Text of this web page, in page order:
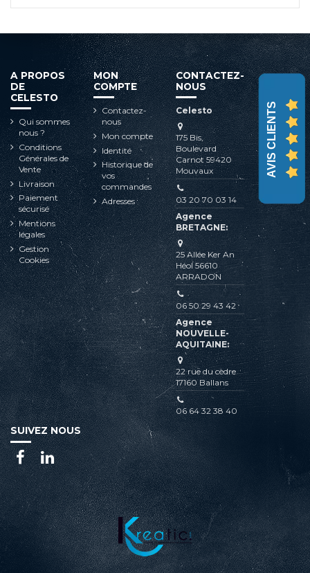
A PROPOS
DE
CELESTO
Qui sommes
nous ?
Conditions
Générales de
Vente
Livraison
Paiement
sécurisé
Mentions
légales
Gestion
Cookies
MON
COMPTE
Contactez-
nous
Mon compte
Identité
Historique de
vos
commandes
Adresses
CONTACTEZ-
NOUS
Celesto
175 Bis,
Boulevard
Carnot 59420
Mouvaux
03 20 70 03 14
Agence
BRETAGNE:
25 Allée Ker An
Héol 56610
ARRADON
06 50 29 43 42
Agence
NOUVELLE-
AQUITAINE:
22 rue du cèdre
17160 Ballans
06 64 32 38 40
AVIS CLIENTS
SUIVEZ NOUS